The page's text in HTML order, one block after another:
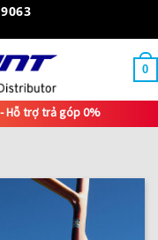
0
Hỗ trợ trả góp 0%